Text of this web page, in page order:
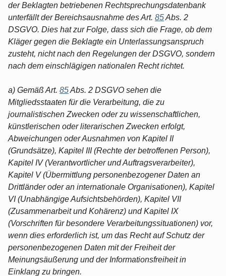
der Beklagten betriebenen Rechtsprechungsdatenbank
unterfällt der Bereichsausnahme des Art. 85Abs. 2
DSGVO. Dies hat zur Folge, dass sich die Frage, ob dem
Kläger gegen die Beklagte ein Unterlassungsanspruch
zusteht, nicht nach den Regelungen der DSGVO, sondern
nach dem einschlägigen nationalen Recht richtet.
a) Gemäß Art. 85Abs. 2 DSGVO sehen die
Mitgliedsstaaten für die Verarbeitung, die zu
journalistischen Zwecken oder zu wissenschaftlichen,
künstlerischen oder literarischen Zwecken erfolgt,
Abweichungen oder Ausnahmen von Kapitel II
(Grundsätze), Kapitel III (Rechte der betroffenen Person),
Kapitel IV (Verantwortlicher und Auftragsverarbeiter),
Kapitel V (Übermittlung personenbezogener Daten an
Drittländer oder an internationale Organisationen), Kapitel
VI (Unabhängige Aufsichtsbehörden), Kapitel VII
(Zusammenarbeit und Kohärenz) und Kapitel IX
(Vorschriften für besondere Verarbeitungssituationen) vor,
wenn dies erforderlich ist, um das Recht auf Schutz der
personenbezogenen Daten mit der Freiheit der
Meinungsäußerung und der Informationsfreiheit in
Einklang zu bringen.